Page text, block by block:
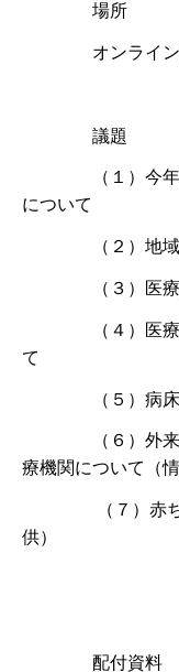
場所
オンライン開
議題
（１）今年度
について
（２）地域医
（３）医療提
（４）医療機
て
（５）病床機
（６）外来機
療機関について（情
（７）赤ちゃ
供）
配付資料